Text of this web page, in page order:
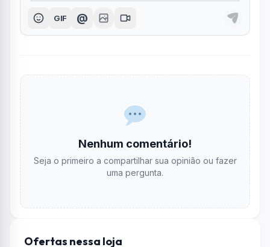
GIF @
Nenhum comentário!
Seja o primeiro a compartilhar sua opinião ou fazer
uma pergunta.
Ofertas nessa loja